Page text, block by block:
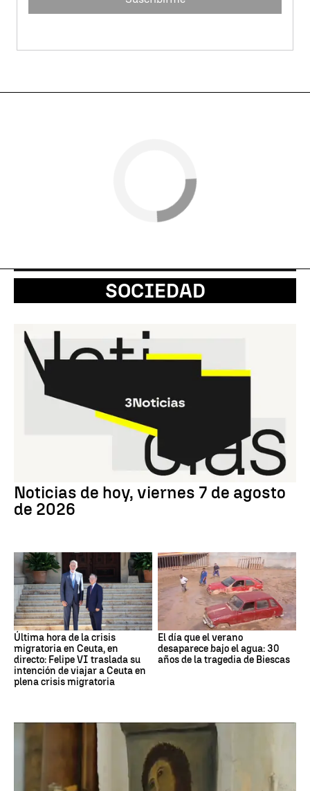
SOCIEDAD
Noticias de hoy, viernes 7 de agosto
de 2026
Última hora de la crisis
migratoria en Ceuta, en
directo: Felipe VI traslada su
intención de viajar a Ceuta en
plena crisis migratoria
El día que el verano
desaparece bajo el agua: 30
años de la tragedia de Biescas